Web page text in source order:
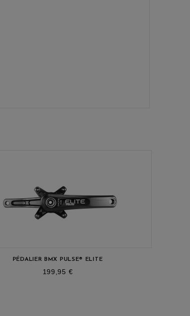
PÉDALIER BMX PULSE® ELITE
prix
199,95 €